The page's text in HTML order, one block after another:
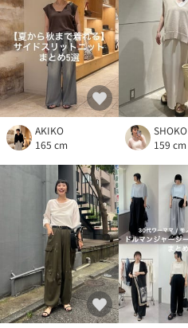
AKIKO
165 cm
SHOKO
159 cm